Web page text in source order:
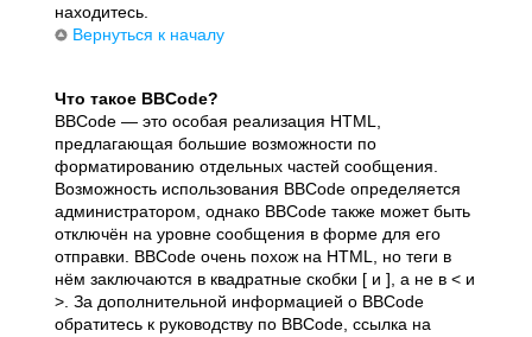
находитесь.
Вернуться к началу
Что такое BBCode?
BBCode — это особая реализация HTML,
предлагающая большие возможности по
форматированию отдельных частей сообщения.
Возможность использования BBCode определяется
администратором, однако BBCode также может быть
отключён на уровне сообщения в форме для его
отправки. BBCode очень похож на HTML, но теги в
нём заключаются в квадратные скобки [ и ], а не в < и
>. За дополнительной информацией о BBCode
обратитесь к руководству по BBCode, ссылка на